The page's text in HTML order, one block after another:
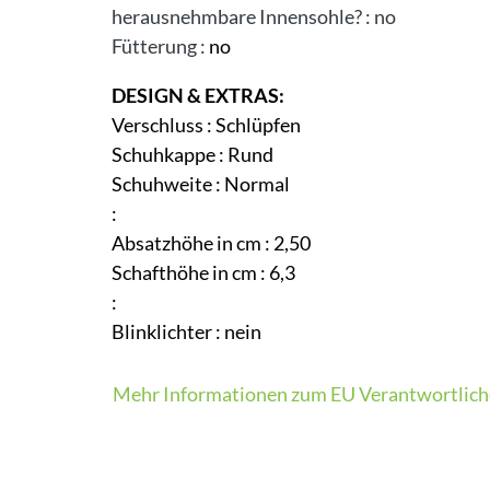
herausnehmbare Innensohle?: no
Fütterung: no
DESIGN & EXTRAS:
Verschluss :Schlüpfen
Schuhkappe: Rund
Schuhweite: Normal
:
Absatzhöhe in cm : 2,50
Schafthöhe in cm : 6,3
:
Blinklichter: nein
Mehr Informationen zum EU